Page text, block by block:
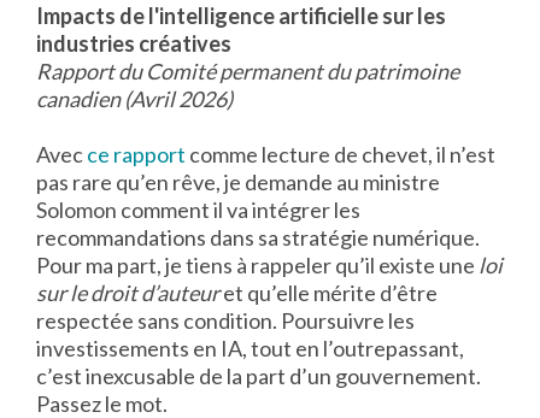
Impacts de l'intelligence artificielle sur les
industries créatives
Rapport du Comité permanent du patrimoine
canadien (Avril 2026)
Avecce rapport comme lecture de chevet, il n’est
pas rare qu’en rêve, je demande au ministre
Solomon comment il va intégrer les
recommandations dans sa stratégie numérique.
Pour ma part, je tiens à rappeler qu’il existe une loi
sur le droit d’auteuret qu’elle mérite d’être
respectée sans condition. Poursuivre les
investissements en IA, tout en l’outrepassant,
c’est inexcusable de la part d’un gouvernement.
Passez le mot.